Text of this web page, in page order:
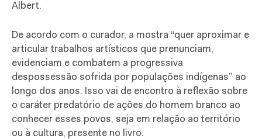
Albert.
De acordo com o curador, a mostra “quer aproximar e
articular trabalhos artísticos que prenunciam,
evidenciam e combatem a progressiva
despossessão sofrida por populações indígenas” ao
longo dos anos. Isso vai de encontro à reflexão sobre
o caráter predatório de ações do homem branco ao
conhecer esses povos, seja em relação ao território
ou à cultura, presente no livro.